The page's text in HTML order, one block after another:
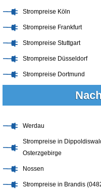
Strompreise Köln
Strompreise Frankfurt
Strompreise Stuttgart
Strompreise Düsseldorf
Strompreise Dortmund
Werdau
Strompreise in
Osterzgebirge
Nossen
Strompreise in Brandis